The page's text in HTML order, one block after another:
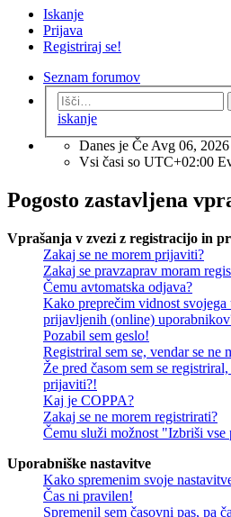
Iskanje
Prijava
Registriraj se!
Seznam forumov
iskanje
Danes je Če Avg 06,
Vsi časi so UTC+02:00
Pogosto zastavljena
Vprašanja v zvezi z registracijo in
Zakaj se ne morem prijaviti?
Zakaj se pravzaprav moram
Čemu avtomatska odjava?
Kako preprečim vidnost svojega
prijavljenih (online)
Pozabil sem geslo!
Registriral sem se, vendar se ne
Že pred časom sem se
prijaviti?!
Kaj je COPPA?
Zakaj se ne morem registrirati?
Čemu služi možnost "Izbriši
Uporabniške nastavitve
Kako spremenim svoje
Čas ni pravilen!
Spremenil sem časovni pas, pa